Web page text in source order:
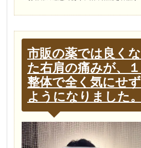
市販の薬では良く
た右肩の痛みが、
整体で全く気にせ
ようになりました。